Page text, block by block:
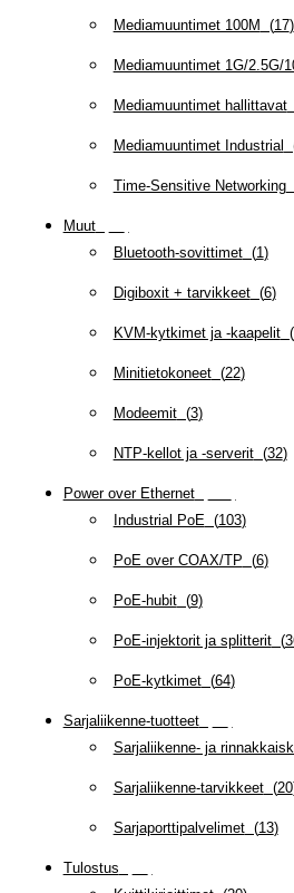
Mediamuuntimet 100M (17)
Mediamuuntimet 1G/2.5G/
Mediamuuntimet hallittavat
Mediamuuntimet Industrial
Time-Sensitive Networking
Muut(
Bluetooth-sovittimet(1)
Digiboxit + tarvikkeet(6)
KVM-kytkimet ja -kaapelit(
Minitietokoneet(22)
Modeemit(3)
NTP-kellot ja -serverit(32)
Power over Ethernet(
Industrial PoE(103)
PoE over COAX/TP (6)
PoE-hubit(9)
PoE-injektorit ja splitterit(
PoE-kytkimet(64)
Sarjaliikenne-tuotteet(
Sarjaliikenne- ja
Sarjaliikenne-tarvikkeet(20
Sarjaporttipalvelimet(13)
Tulostus